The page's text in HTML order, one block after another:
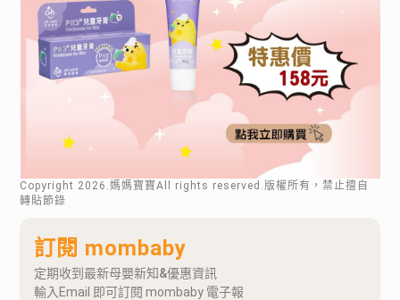
Copyright 2026 .媽媽寶寶All rights reserved.版權所有，禁止擅自
轉貼節錄
訂閱 mombaby
定期收到最新母嬰新知&優惠資訊
輸入Email 即可訂閱 mombaby 電子報